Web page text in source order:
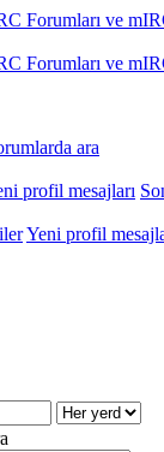
ara
profil mesajları
Yeni profil